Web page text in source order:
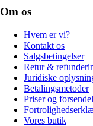
Om os
Hvem er vi?
Kontakt os
Salgsbetingelser
Retur &
Juridiske
Betalingsmetoder
Priser og
Vores butik